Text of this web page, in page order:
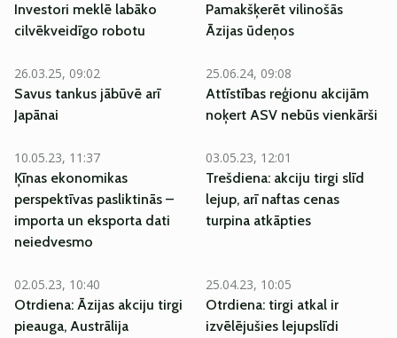
Investori meklē labāko
cilvēkveidīgo robotu
Pamakšķerēt vilinošās
Āzijas ūdeņos
26.03.25, 09:02
Savus tankus jābūvē arī
Japānai
25.06.24, 09:08
Attīstības reģionu akcijām
noķert ASV nebūs vienkārši
10.05.23, 11:37
Ķīnas ekonomikas
perspektīvas pasliktinās –
importa un eksporta dati
neiedvesmo
03.05.23, 12:01
Trešdiena: akciju tirgi slīd
lejup, arī naftas cenas
turpina atkāpties
02.05.23, 10:40
Otrdiena: Āzijas akciju tirgi
pieauga, Austrālija
25.04.23, 10:05
Otrdiena: tirgi atkal ir
izvēlējušies lejupslīdi